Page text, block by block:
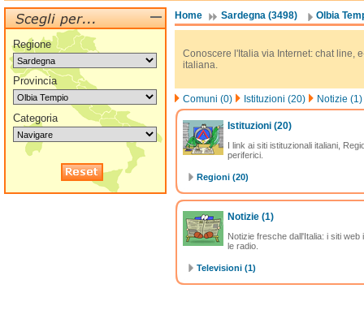
Home Sardegna (3498) Olbia
Conoscere l'Italia via Internet: chat line,
italiana.
Comuni (0) Istituzioni (20) Notizie (1)
Istituzioni (20)
I link ai siti istituzionali italiani,
periferici.
Regioni (20)
Notizie (1)
Notizie fresche dall'Italia: i siti web
le radio.
Televisioni (1)
Regione
Provincia
Categoria